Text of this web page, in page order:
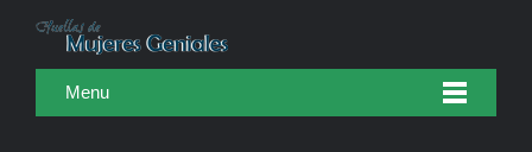
Menu